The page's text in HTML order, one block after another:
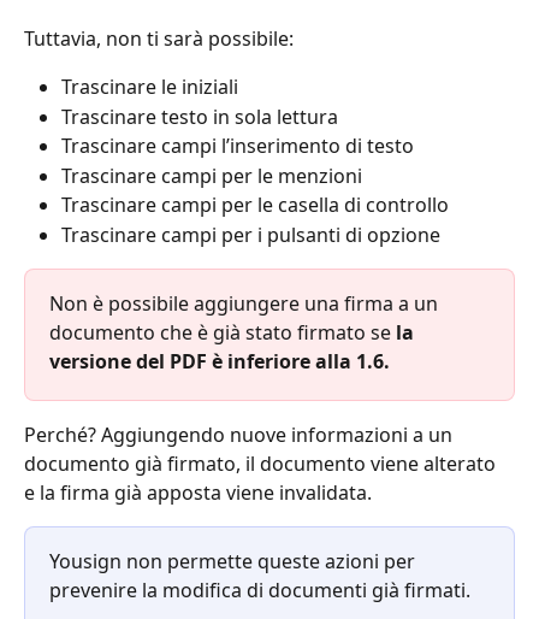
Tuttavia, non ti sarà possibile:
Trascinare le iniziali
Trascinare testo in sola lettura
Trascinare campi l’inserimento di testo
Trascinare campi per le menzioni
Trascinare campi per le casella di controllo
Trascinare campi per i pulsanti di opzione
Non è possibile aggiungere una firma a un
documento che è già stato firmato se la
versione del PDF è inferiore alla 1.6.
Perché? Aggiungendo nuove informazioni a un
documento già firmato, il documento viene alterato
e la firma già apposta viene invalidata.
Yousign non permette queste azioni per
prevenire la modifica di documenti già firmati.